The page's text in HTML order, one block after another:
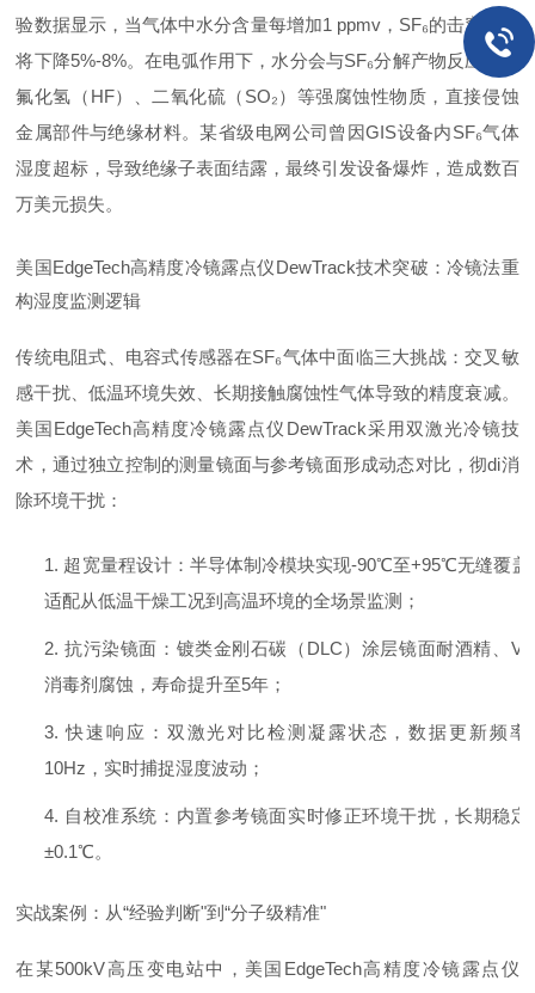
验数据显示，当气体中水分含量每增加1 ppmv，SF₆的击穿电压
将下降5%-8%。在电弧作用下，水分会与SF₆分解产物反应生成
氟化氢（HF）、二氧化硫（SO₂）等强腐蚀性物质，直接侵蚀
金属部件与绝缘材料。某省级电网公司曾因GIS设备内SF₆气体
湿度超标，导致绝缘子表面结露，最终引发设备爆炸，造成数百
万美元损失。
美国EdgeTech高精度冷镜露点仪DewTrack技术突破：冷镜法重
构湿度监测逻辑
传统电阻式、电容式传感器在SF₆气体中面临三大挑战：交叉敏
感干扰、低温环境失效、长期接触腐蚀性气体导致的精度衰减。
美国EdgeTech高精度冷镜露点仪DewTrack采用双激光冷镜技
术，通过独立控制的测量镜面与参考镜面形成动态对比，彻di消
除环境干扰：
1. 超宽量程设计：半导体制冷模块实现-90℃至+95℃无缝覆盖
适配从低温干燥工况到高温环境的全场景监测；
2. 抗污染镜面：镀类金刚石碳（DLC）涂层镜面耐酒精、
消毒剂腐蚀，寿命提升至5年；
3. 快速响应：双激光对比检测凝露状态，数据更新频率
10Hz，实时捕捉湿度波动；
4. 自校准系统：内置参考镜面实时修正环境干扰，长期稳定
±0.1℃。
实战案例：从“经验判断"到“分子级精准"
在某500kV高压变电站中，美国EdgeTech高精度冷镜露点仪